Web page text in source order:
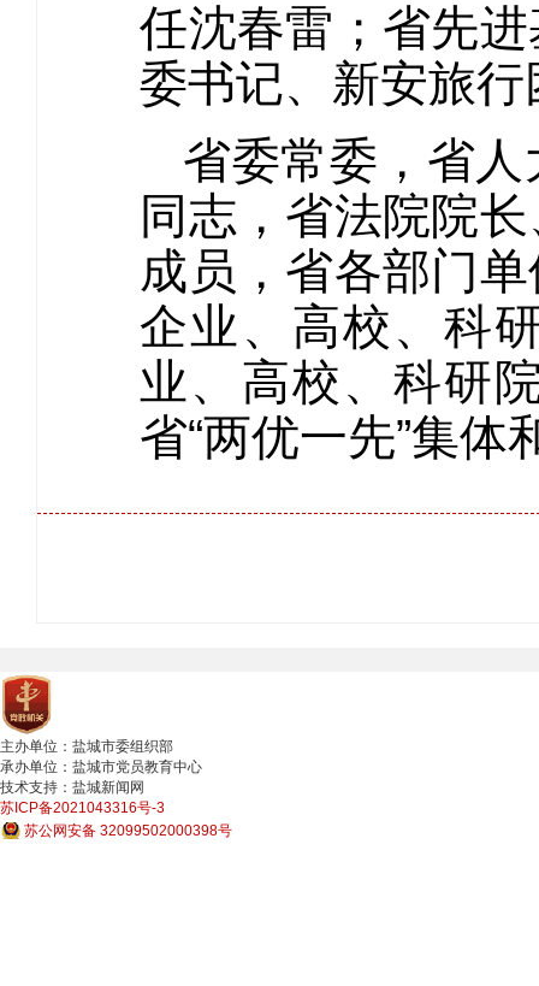
任沈春雷；省先
委书记、新安旅
省委常委，省
同志，省法院院
成员，省各部门
企业、高校、科
业、高校、科研
省“两优一先”集体
主办单位：盐城市委组织部
承办单位：盐城市党员教育中心
技术支持：盐城新闻网
苏ICP备2021043316号-3
苏公网安备 32099502000398号